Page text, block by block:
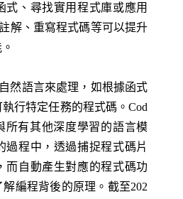
式、尋找實用程式庫或應用
解、重寫程式碼等可以提升
然語言來處理，如根據函式
行特定任務的程式碼。Cod
所有其他深度學習的語言模
過程中，透過捕捉程式碼片
而自動產生對應的程式碼功
編程背後的原理。截至202